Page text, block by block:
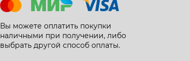
Вы можете оплатить покупки
наличными при получении, либо
выбрать другой способ оплаты.